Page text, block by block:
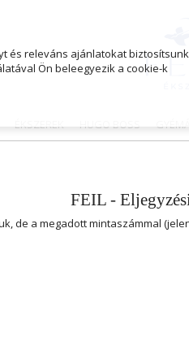
ÉKSZEREK HUGO BOSS
FEIL -
de a megadott mintaszámmal
és releváns ajánlatokat
Ön beleegyezik a cookie-k